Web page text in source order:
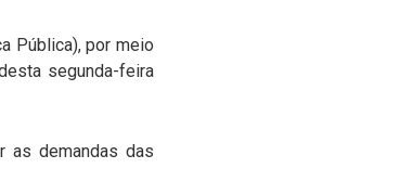
Pública), por meio
segunda-feira
as demandas das